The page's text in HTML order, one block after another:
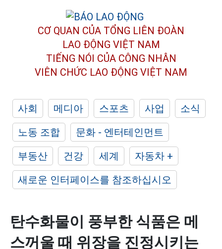
CƠ QUAN CỦA TỔNG LIÊN ĐOÀN
LAO ĐỘNG VIỆT NAM
TIẾNG NÓI CỦA CÔNG NHÂN
VIÊN CHỨC LAO ĐỘNG VIỆT NAM
사회 메디아 스포츠 사업
소식
노동 조합
문화 - 엔터테인먼트
부동산
건강 세계
자동차 +
새로운 인터페이스를 참조하십시오
탄수화물이 풍부한 식품은 메
스꺼울 때 위장을 진정시키는